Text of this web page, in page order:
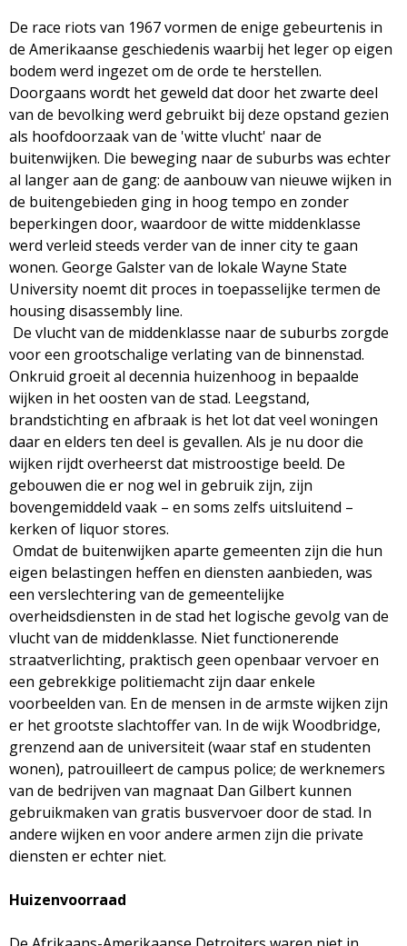
De race riots van 1967 vormen de enige gebeurtenis in
de Amerikaanse geschiedenis waarbij het leger op eigen
bodem werd ingezet om de orde te herstellen.
Doorgaans wordt het geweld dat door het zwarte deel
van de bevolking werd gebruikt bij deze opstand gezien
als hoofdoorzaak van de 'witte vlucht' naar de
buitenwijken. Die beweging naar de suburbs was echter
al langer aan de gang: de aanbouw van nieuwe wijken in
de buitengebieden ging in hoog tempo en zonder
beperkingen door, waardoor de witte middenklasse
werd verleid steeds verder van de inner city te gaan
wonen. George Galster van de lokale Wayne State
University noemt dit proces in toepasselijke termen de
housing disassembly line.
De vlucht van de middenklasse naar de suburbs zorgde
voor een grootschalige verlating van de binnenstad.
Onkruid groeit al decennia huizenhoog in bepaalde
wijken in het oosten van de stad. Leegstand,
brandstichting en afbraak is het lot dat veel woningen
daar en elders ten deel is gevallen. Als je nu door die
wijken rijdt overheerst dat mistroostige beeld. De
gebouwen die er nog wel in gebruik zijn, zijn
bovengemiddeld vaak – en soms zelfs uitsluitend –
kerken of liquor stores.
Omdat de buitenwijken aparte gemeenten zijn die hun
eigen belastingen heffen en diensten aanbieden, was
een verslechtering van de gemeentelijke
overheidsdiensten in de stad het logische gevolg van de
vlucht van de middenklasse. Niet functionerende
straatverlichting, praktisch geen openbaar vervoer en
een gebrekkige politiemacht zijn daar enkele
voorbeelden van. En de mensen in de armste wijken zijn
er het grootste slachtoffer van. In de wijk Woodbridge,
grenzend aan de universiteit (waar staf en studenten
wonen), patrouilleert de campus police; de werknemers
van de bedrijven van magnaat Dan Gilbert kunnen
gebruikmaken van gratis busvervoer door de stad. In
andere wijken en voor andere armen zijn die private
diensten er echter niet.
Huizenvoorraad